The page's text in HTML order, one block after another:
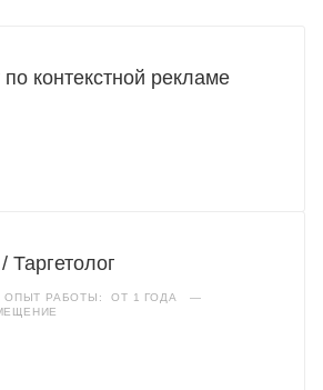
контекстной рекламе
Таргетолог
ОПЫТ РАБОТЫ: ОТ 1 ГОДА
—